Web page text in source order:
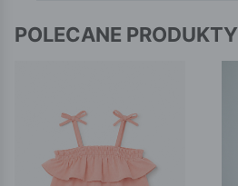
POLECANE PRODUKTY